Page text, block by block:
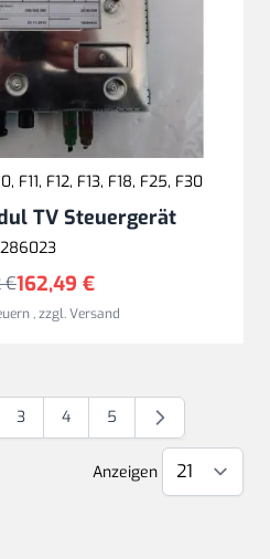
F11, F12, F13, F18, F25, F30
TV Steuergerät
162,49 €
€
,zzgl.Versand
Seite
Seite
3 Seite
4 Seite
5
Anzeigen